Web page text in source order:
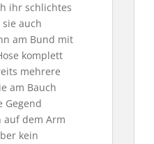
ihr schlichtes
auch
am Bund mit
komplett
mehrere
am Bauch
Gegend
auf dem Arm
kein